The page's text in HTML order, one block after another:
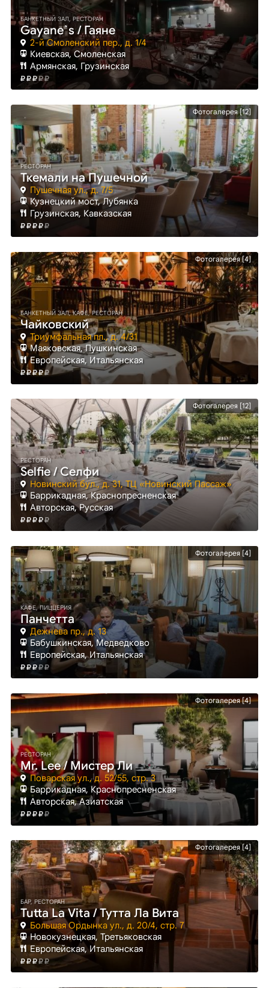
БАНКЕТНЫЙ ЗАЛ, РЕСТОРАН
Gayane`s / Гаяне
2-й Смоленский пер., д. 1/4
Киевская, Смоленская
Армянская, Грузинская
Фотогалерея [12]
РЕСТОРАН
Ткемали на Пушечной
Пушечная ул., д. 7/5
Кузнецкий мост, Лубянка
Грузинская, Кавказская
Фотогалерея [4]
БАНКЕТНЫЙ ЗАЛ, КАФЕ, РЕСТОРАН
Чайковский
Триумфальная пл., д. 4/31
Маяковская, Пушкинская
Европейская, Итальянская
Фотогалерея [12]
РЕСТОРАН
Selfie / Селфи
Новинский бул., д. 31, ТЦ «Новинский Пассаж»
Баррикадная, Краснопресненская
Авторская, Русская
Фотогалерея [4]
КАФЕ, ПИЦЦЕРИЯ
Панчетта
Дежнева пр., д. 13
Бабушкинская, Медведково
Европейская, Итальянская
Фотогалерея [4]
РЕСТОРАН
Mr. Lee / Мистер Ли
Поварская ул., д. 52/55, стр. 3
Баррикадная, Краснопресненская
Авторская, Азиатская
Фотогалерея [4]
БАР, РЕСТОРАН
Tutta La Vita / Тутта Ла Вита
Большая Ордынка ул., д. 20/4, стр. 7
Новокузнецкая, Третьяковская
Европейская, Итальянская